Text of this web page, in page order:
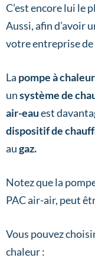
C’est encore lui le
Aussi, afin d’avoir
votre entreprise
La pompe à
unsystème de
air-eauest
dispositif de
augaz.
Notez que la
PAC air-air, peut
Vous pouvez
chaleur :